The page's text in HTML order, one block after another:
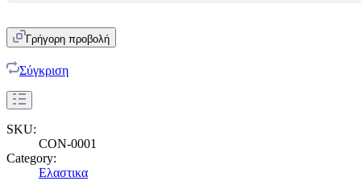
Γρήγορη προβολή
Σύγκριση
SKU:
CON-0001
Category:
Ελαστικα